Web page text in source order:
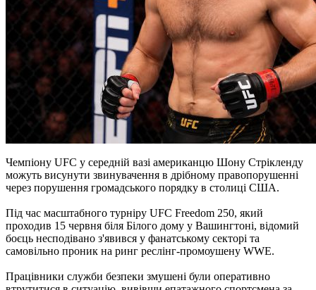
Чемпіону UFC у середній вазі американцю Шону Стрікленду
можуть висунути звинувачення в дрібному правопорушенні
через порушення громадського порядку в столиці США.
Під час масштабного турніру UFC Freedom 250, який
проходив 15 червня біля Білого дому у Вашингтоні, відомий
боєць несподівано з'явився у фанатському секторі та
самовільно проник на ринг реслінг-промоушену WWE.
Працівники служби безпеки змушені були оперативно